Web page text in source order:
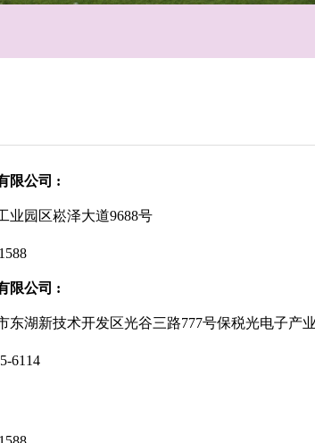
限公司 :
园区崧泽大道9688号
限公司 :
湖新技术开发区光谷三路777号保税光电子产
6114